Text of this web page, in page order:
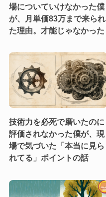
場についていけなかった僕
が、月単価83万まで来られ
た理由。才能じゃなかった
技術力を必死で磨いたのに
評価されなかった僕が、現
場で気づいた「本当に見ら
れてる」ポイントの話